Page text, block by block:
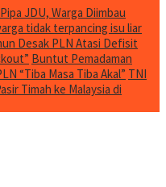
JDU, Warga Diimbau
tidak terpancing isu liar
Desak PLN Atasi Defisit
Buntut Pemadaman
“Tiba Masa Tiba Akal” TNI
Timah ke Malaysia di